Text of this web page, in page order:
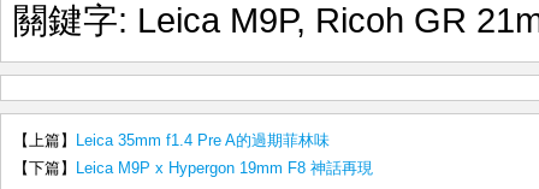
關鍵字: Leica M9P, Ricoh GR
【上篇】
Leica 35mm f1.4 Pre A的過期菲林味
【下篇】
Leica M9P x Hypergon 19mm F8 神話再現